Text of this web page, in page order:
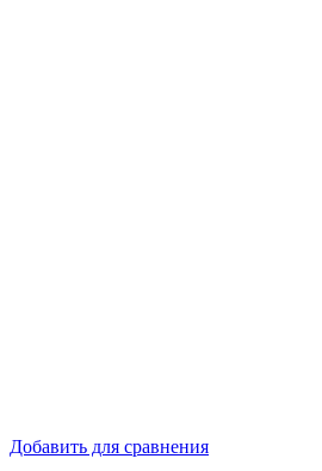
Добавить для сравнения